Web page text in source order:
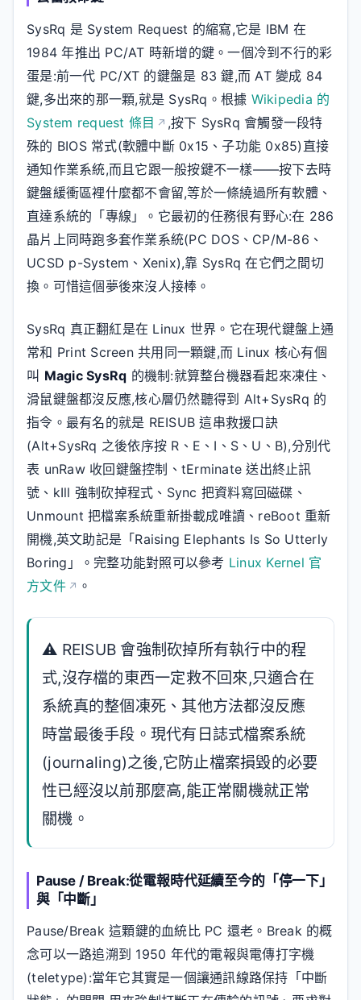
SysRq 是 System Request 的縮寫,它是 IBM 在
1984 年推出 PC/AT 時新增的鍵。一個冷到不行的彩
蛋是:前一代 PC/XT 的鍵盤是 83 鍵,而 AT 變成 84
鍵,多出來的那一顆,就是 SysRq。根據 Wikipedia 的
System request 條目
,按下 SysRq 會觸發一段特
殊的 BIOS 常式(軟體中斷 0x15、子功能 0x85)直接
通知作業系統,而且它跟一般按鍵不一樣——按下去時
鍵盤緩衝區裡什麼都不會留,等於一條繞過所有軟體、
直達系統的「專線」。它最初的任務很有野心:在 286
晶片上同時跑多套作業系統(PC DOS、CP/M-86、
UCSD p-System、Xenix),靠 SysRq 在它們之間切
換。可惜這個夢後來沒人接棒。
SysRq 真正翻紅是在 Linux 世界。它在現代鍵盤上通
常和 Print Screen 共用同一顆鍵,而 Linux 核心有個
叫 Magic SysRq 的機制:就算整台機器看起來凍住、
滑鼠鍵盤都沒反應,核心層仍然聽得到 Alt+SysRq 的
指令。最有名的就是 REISUB 這串救援口訣
(Alt+SysRq 之後依序按 R、E、I、S、U、B),分別代
表 unRaw 收回鍵盤控制、tErminate 送出終止訊
號、kIll 強制砍掉程式、Sync 把資料寫回磁碟、
Unmount 把檔案系統重新掛載成唯讀、reBoot 重新
開機,英文助記是「Raising Elephants Is So Utterly
Boring」。完整功能對照可以參考 Linux Kernel 官
方文件
。
⚠️ REISUB 會強制砍掉所有執行中的程
式,沒存檔的東西一定救不回來,只適合在
系統真的整個凍死、其他方法都沒反應
時當最後手段。現代有日誌式檔案系統
(journaling)之後,它防止檔案損毀的必要
性已經沒以前那麼高,能正常關機就正常
關機。
Pause / Break:從電報時代延續至今的「停一下」
與「中斷」
Pause/Break 這顆鍵的血統比 PC 還老。Break 的概
念可以一路追溯到 1950 年代的電報與電傳打字機
(teletype):當年它其實是一個讓通訊線路保持「中斷